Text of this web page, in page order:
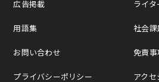
広告掲載
用語集
お問い合わせ
プライバシーポリシー
ライタ
社会課
免責事
アクセ